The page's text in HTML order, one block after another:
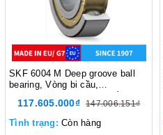
SKF 6004 M Deep groove ball
bearing, Vòng bi cầu,
d320xD480xB74 mm, Xuất sứ
EU/G7
117.605.000₫ 147.006.151₫
Tình trạng: Còn hàng